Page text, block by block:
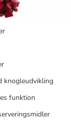
knogleudvikling
funktion